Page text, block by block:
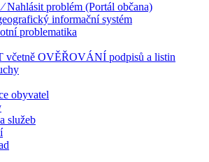
Nahlásit problém (Portál občana)
informační systém
problematika
včetně OVĚŘOVÁNÍ podpisů a listin
obyvatel
služeb